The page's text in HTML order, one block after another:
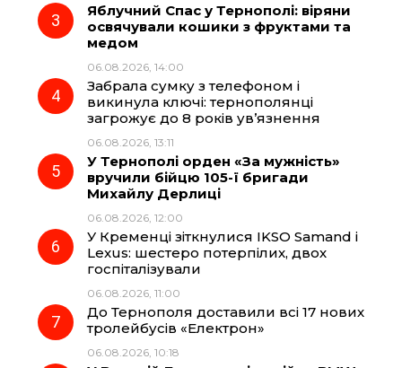
o a p
Яблучний Спас у Тернополі: віряни
освячували кошики з фруктами та
медом
06.08.2026, 14:00
Забрала сумку з телефоном і
викинула ключі: тернополянці
загрожує до 8 років ув’язнення
06.08.2026, 13:11
У Тернополі орден «За мужність»
вручили бійцю 105-ї бригади
Михайлу Дерлиці
06.08.2026, 12:00
У Кременці зіткнулися IKSO Samand і
Lexus: шестеро потерпілих, двох
госпіталізували
06.08.2026, 11:00
До Тернополя доставили всі 17 нових
тролейбусів «Електрон»
06.08.2026, 10:18